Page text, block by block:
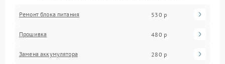
Ремонт блока питания 530 р
Прошивка 480 р
Замена аккумулятора 280 р